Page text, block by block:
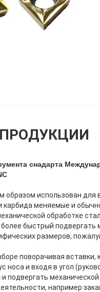
снадарта
образом использован
карбида меняемые и
обработке
быстрый подвергать
размеров,
поворачивая вставки,
носа и входя в угол
подвергать механической
например